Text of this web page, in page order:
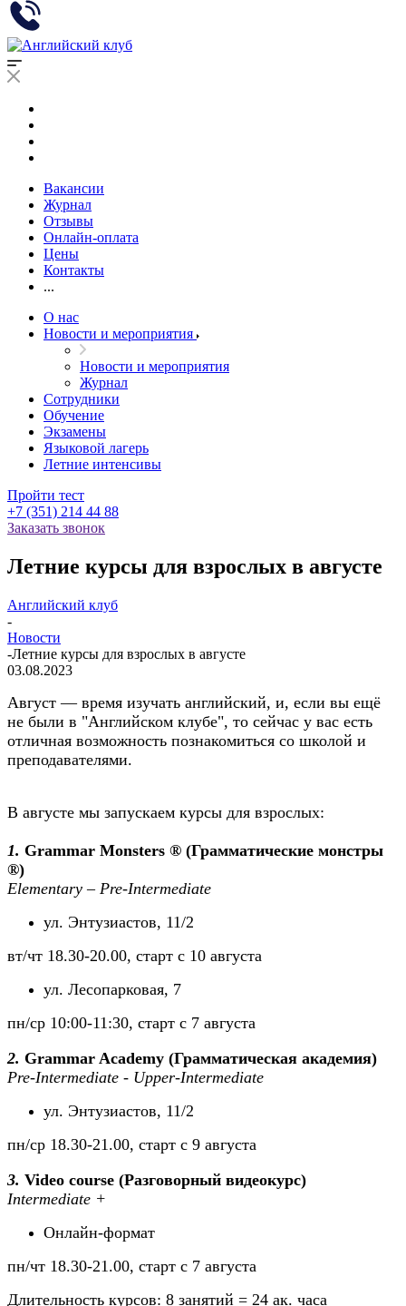
Вакансии
Журнал
Отзывы
Онлайн-оплата
Цены
Контакты
...
О нас
Новости и мероприятия
Новости и мероприятия
Журнал
Сотрудники
Обучение
Экзамены
Языковой лагерь
Летние интенсивы
Пройти тест
+7 (351) 214 44 88
Заказать звонок
Летние курсы для взрослых в августе
Английский клуб
-
Новости
-Летние курсы для взрослых в августе
03.08.2023
Август — время изучать английский, и, если вы ещё
не были в "Английском клубе", то сейчас у вас есть
отличная возможность познакомиться со школой и
преподавателями.
В августе мы запускаем курсы для взрослых:
1. Grammar Monsters ® (Грамматические монстры
®)
Elementary – Pre-Intermediate
ул. Энтузиаcтов, 11/2
вт/чт 18.30-20.00, cтарт с 10 августа
ул. Лесопарковая, 7
пн/ср 10:00-11:30, cтарт с 7 августа
2. Grammar Academy (Грамматическая академия)
Pre-Intermediate - Upper-Intermediate
ул. Энтузиаcтов, 11/2
пн/ср 18.30-21.00, старт с 9 августа
3. Video course (Разговорный видеокурс)
Intermediate +
Онлайн-формат
пн/чт 18.30-21.00, старт с 7 августа
Длительность курсов: 8 занятий = 24 ак. часа